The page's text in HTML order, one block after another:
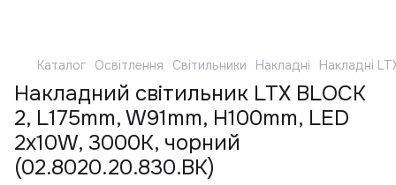
Каталог Освітлення Світильники Накладні Накладні
Накладний світильник LTX BLOCK
2, L175mm, W91mm, H100mm, LED
2x10W, 3000К, чорний
(02.8020.20.830.BK)